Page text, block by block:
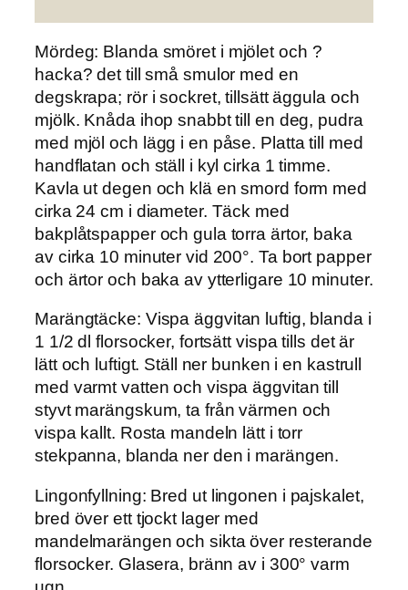
Mördeg: Blanda smöret i mjölet och ?
hacka? det till små smulor med en
degskrapa; rör i sockret, tillsätt äggula och
mjölk. Knåda ihop snabbt till en deg, pudra
med mjöl och lägg i en påse. Platta till med
handflatan och ställ i kyl cirka 1 timme.
Kavla ut degen och klä en smord form med
cirka 24 cm i diameter. Täck med
bakplåtspapper och gula torra ärtor, baka
av cirka 10 minuter vid 200°. Ta bort papper
och ärtor och baka av ytterligare 10 minuter.
Marängtäcke: Vispa äggvitan luftig, blanda i
1 1/2 dl florsocker, fortsätt vispa tills det är
lätt och luftigt. Ställ ner bunken i en kastrull
med varmt vatten och vispa äggvitan till
styvt marängskum, ta från värmen och
vispa kallt. Rosta mandeln lätt i torr
stekpanna, blanda ner den i marängen.
Lingonfyllning: Bred ut lingonen i pajskalet,
bred över ett tjockt lager med
mandelmarängen och sikta över resterande
florsocker. Glasera, bränn av i 300° varm